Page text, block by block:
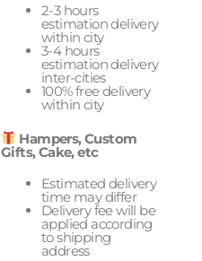
2-3 hours
estimation delivery
within city
3-4 hours
estimation delivery
inter-cities
100% free delivery
within city
Hampers, Custom
Gifts, Cake, etc
Estimated delivery
time may differ
Delivery fee will be
applied according
to shipping
address